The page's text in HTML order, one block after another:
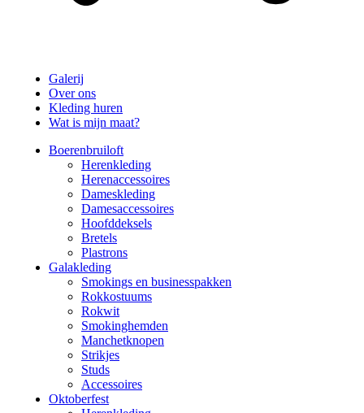
Galerij
Over ons
Kleding huren
Wat is mijn maat?
Boerenbruiloft
Herenkleding
Herenaccessoires
Dameskleding
Damesaccessoires
Hoofddeksels
Bretels
Plastrons
Galakleding
Smokings en businesspakken
Rokkostuums
Rokwit
Smokinghemden
Manchetknopen
Strikjes
Studs
Accessoires
Oktoberfest